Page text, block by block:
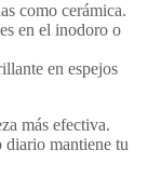
como cerámica.
en el inodoro o
en espejos
más efectiva.
diario mantiene tu